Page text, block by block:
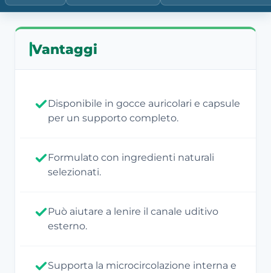
Vantaggi
Disponibile in gocce auricolari e capsule
per un supporto completo.
Formulato con ingredienti naturali
selezionati.
Può aiutare a lenire il canale uditivo
esterno.
Supporta la microcircolazione interna e